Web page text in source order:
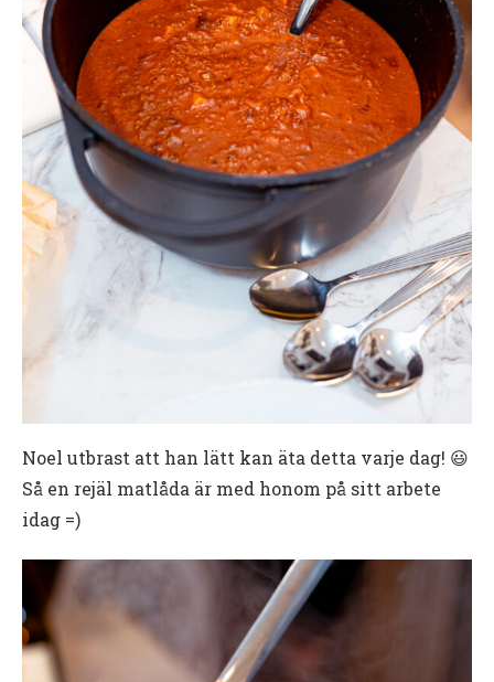
Noel utbrast att han lätt kan äta detta varje dag! 😃
Så en rejäl matlåda är med honom på sitt arbete
idag =)